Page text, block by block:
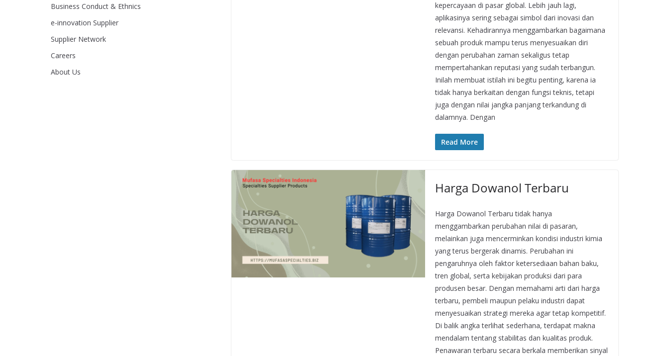
kepercayaan di pasar global. Lebih jauh lagi,
aplikasinya sering sebagai simbol dari inovasi dan
relevansi. Kehadirannya menggambarkan bagaimana
sebuah produk mampu terus menyesuaikan diri
dengan perubahan zaman sekaligus tetap
mempertahankan reputasi yang sudah terbangun.
Inilah membuat istilah ini begitu penting, karena ia
tidak hanya berkaitan dengan fungsi teknis, tetapi
juga dengan nilai jangka panjang terkandung di
dalamnya. Dengan
Read More
Harga Dowanol Terbaru
Harga Dowanol Terbaru tidak hanya
menggambarkan perubahan nilai di pasaran,
melainkan juga mencerminkan kondisi industri kimia
yang terus bergerak dinamis. Perubahan ini
pengaruhnya oleh faktor ketersediaan bahan baku,
tren global, serta kebijakan produksi dari para
produsen besar. Dengan memahami arti dari harga
terbaru, pembeli maupun pelaku industri dapat
menyesuaikan strategi mereka agar tetap kompetitif.
Di balik angka terlihat sederhana, terdapat makna
mendalam tentang stabilitas dan kualitas produk.
Penawaran terbaru secara berkala memberikan sinyal
Business Conduct & Ethnics
e-innovation Supplier
Supplier Network
Careers
About Us